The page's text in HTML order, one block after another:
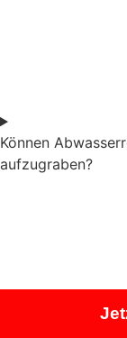
Können
aufzugraben?